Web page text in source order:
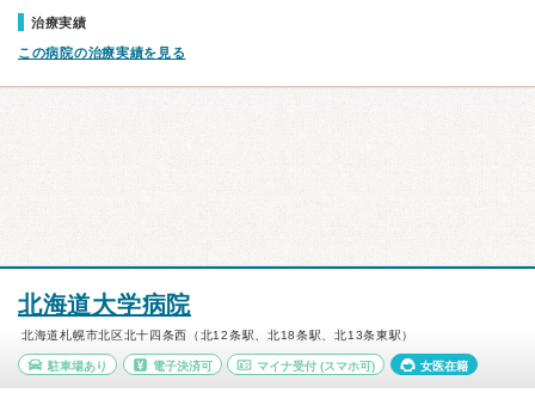
治療実績
この病院の治療実績を見る
北海道大学病院
北海道札幌市北区北十四条西（北12条駅、北18条駅、北13条東駅）
駐車場あり 電子決済可 マイナ受付 (スマホ可) 女医在籍